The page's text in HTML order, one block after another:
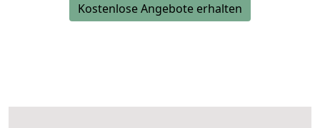
Kostenlose Angebote erhalten